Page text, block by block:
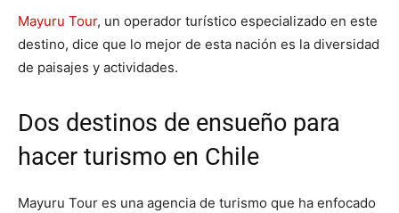
Mayuru Tour, un operador turístico especializado en este
destino, dice que lo mejor de esta nación es la diversidad
de paisajes y actividades.
Dos destinos de ensueño para
hacer turismo en Chile
Mayuru Tour es una agencia de turismo que ha enfocado